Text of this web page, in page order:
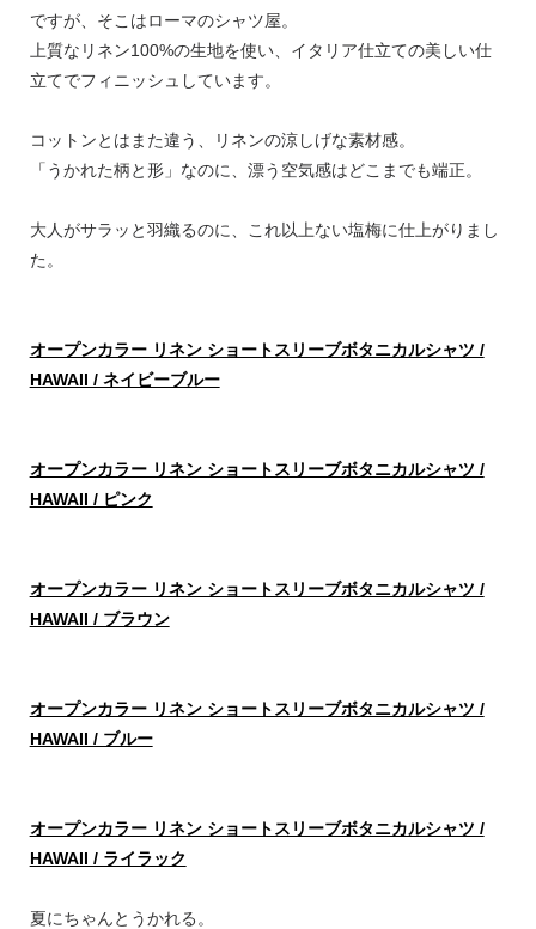
ですが、そこはローマのシャツ屋。
上質なリネン100%の生地を使い、イタリア仕立ての美しい仕
立てでフィニッシュしています。
コットンとはまた違う、リネンの涼しげな素材感。
「うかれた柄と形」なのに、漂う空気感はどこまでも端正。
大人がサラッと羽織るのに、これ以上ない塩梅に仕上がりまし
た。
オープンカラー リネン ショートスリーブボタニカルシャツ /
HAWAII / ネイビーブルー
オープンカラー リネン ショートスリーブボタニカルシャツ /
HAWAII / ピンク
オープンカラー リネン ショートスリーブボタニカルシャツ /
HAWAII / ブラウン
オープンカラー リネン ショートスリーブボタニカルシャツ /
HAWAII / ブルー
オープンカラー リネン ショートスリーブボタニカルシャツ /
HAWAII / ライラック
夏にちゃんとうかれる。